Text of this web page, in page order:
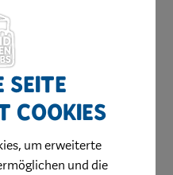
Wührer.
Seite
Cookies
um erweiterte
und die